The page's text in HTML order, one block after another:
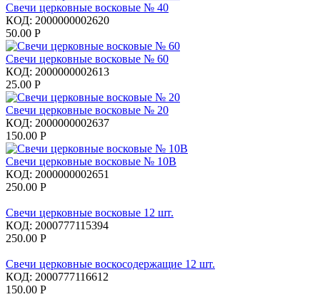
Свечи церковные восковые № 40
КОД: 2000000002620
50.00 Р
Свечи церковные восковые № 60
КОД: 2000000002613
25.00 Р
Свечи церковные восковые № 20
КОД: 2000000002637
150.00 Р
Свечи церковные восковые № 10В
КОД: 2000000002651
250.00 Р
Свечи церковные восковые 12 шт.
КОД: 2000777115394
250.00 Р
Свечи церковные воскосодержащие 12 шт.
КОД: 2000777116612
150.00 Р